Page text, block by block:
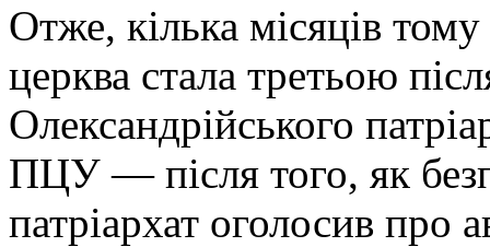
Отже, кілька місяців
церква стала третьою
Олександрійського
ПЦУ — після того, як
патріархат оголосив про